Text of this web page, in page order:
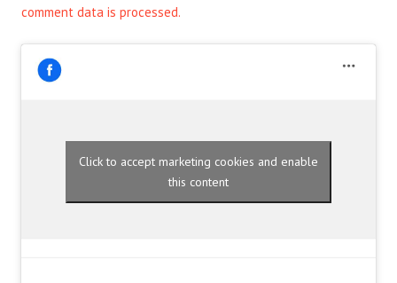
comment data is processed.
Click to accept marketing cookies and enable
this content